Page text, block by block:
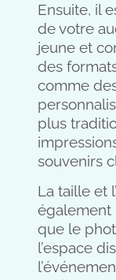
Ensuite, il
de votre
jeune et
des
comme
plus
souvenirs
La taille et
également
que le
l’espace